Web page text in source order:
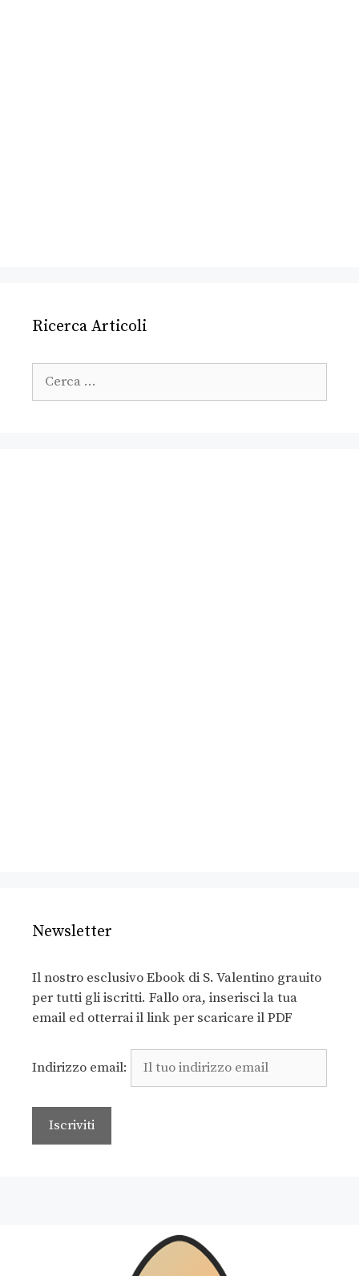
Ricerca Articoli
Newsletter
Il nostro esclusivo Ebook di S. Valentino grauito
per tutti gli iscritti. Fallo ora, inserisci la tua
email ed otterrai il link per scaricare il PDF
Indirizzo email: